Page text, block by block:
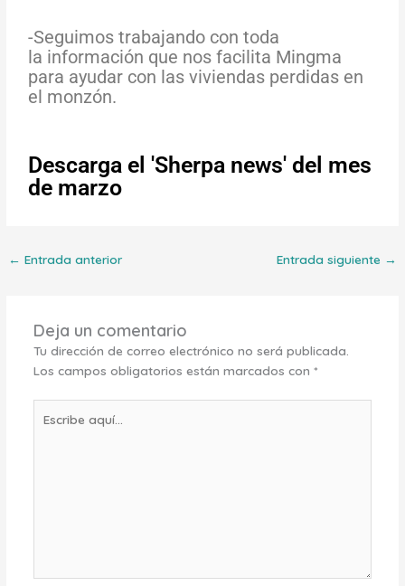
-Seguimos trabajando con toda
la información que nos facilita Mingma
para ayudar con lasviviendas perdidas en
el monzón.
Descarga el 'Sherpa news' del mes
de marzo
← Entrada anterior Entrada siguiente →
Deja un comentario
Tu dirección de correo electrónico no será publicada.
Los campos obligatorios están marcados con *
aquí...